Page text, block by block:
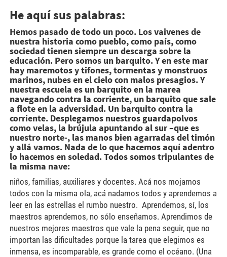
He aquí sus palabras:
Hemos pasado de todo un poco. Los vaivenes de
nuestra historia como pueblo, como país, como
sociedad tienen siempre un descarga sobre la
educación. Pero somos un barquito. Y en este mar
hay maremotos y tifones, tormentas y monstruos
marinos, nubes en el cielo con malos presagios. Y
nuestra escuela es un barquito en la marea
navegando contra la corriente, un barquito que sale
a flote en la adversidad. Un barquito contra la
corriente. Desplegamos nuestros guardapolvos
como velas, la brújula apuntando al sur –que es
nuestro norte-, las manos bien agarradas del timón
y allá vamos. Nada de lo que hacemos aquí adentro
lo hacemos en soledad. Todos somos tripulantes de
la misma nave:
niños, familias, auxiliares y docentes. Acá nos mojamos
todos con la misma ola, acá nadamos todos y aprendemos a
leer en las estrellas el rumbo nuestro. Aprendemos, sí, los
maestros aprendemos, no sólo enseñamos. Aprendimos de
nuestros mejores maestros que vale la pena seguir, que no
importan las dificultades porque la tarea que elegimos es
inmensa, es incomparable, es grande como el océano. (Una